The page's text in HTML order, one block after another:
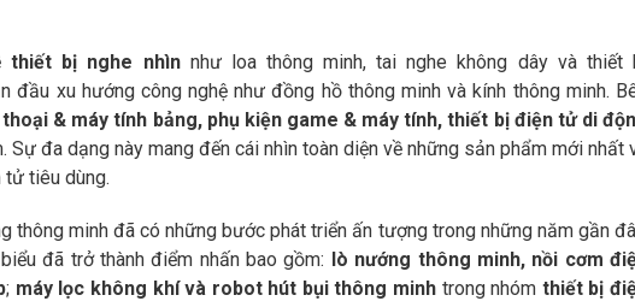
thiết bị nghe nhìnnhư loa thông minh, tai nghe không dây và thiết
đầu xu hướng công nghệ như đồng hồ thông minh và kính thông minh.
& máy tính bảng, phụ kiện game & máy tính, thiết bị điện tử di
đa dạng này mang đến cái nhìn toàn diện về những sản phẩm mới nhất
tử tiêu dùng.
thông minh đã có những bước phát triển ấn tượng trong những năm gần
đã trở thành điểm nhấn bao gồm: lò nướng thông minh, nồi cơm
; máy lọc không khí và robot hút bụi thông minh trong nhóm thiết bị